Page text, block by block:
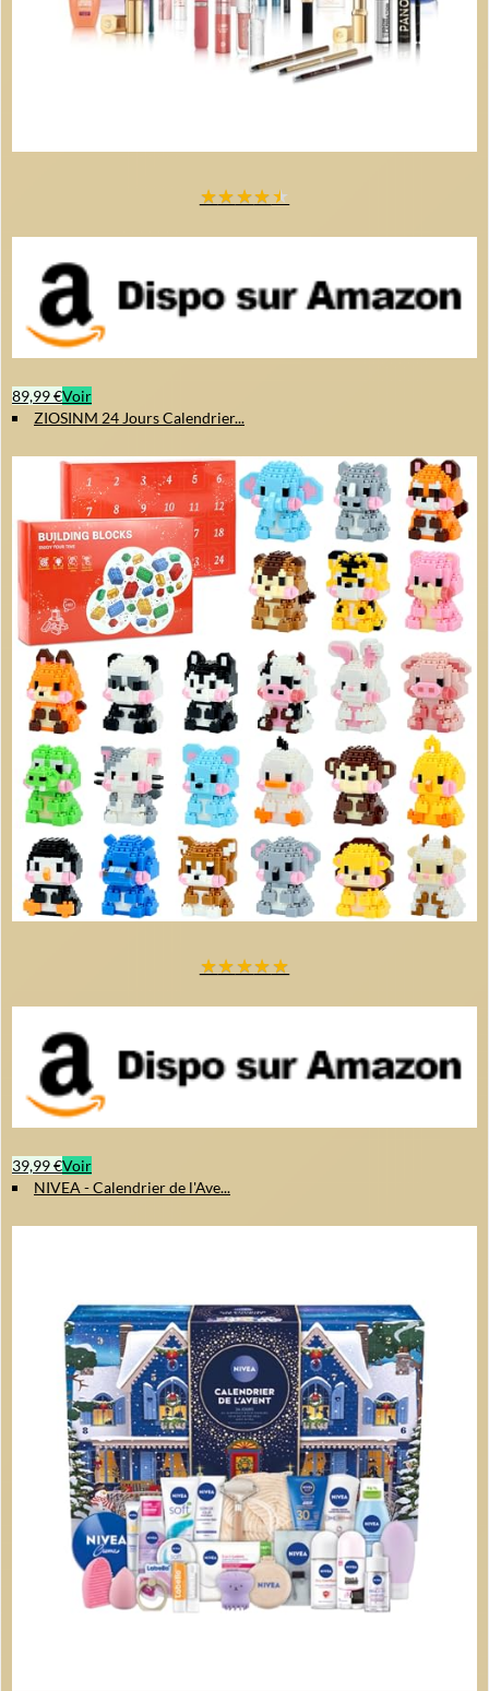
Un rituel beauté pour l'hiver
protéger et embellir la peau pendant la saison froide.
★★★★★
89,99 €Voir
ZIOSINM 24 Jours Calendrier...
★★★★★
39,99 €Voir
NIVEA - Calendrier de l'Ave...